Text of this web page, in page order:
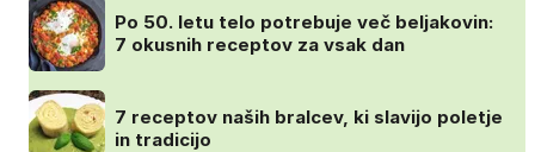
Po 50. letu telo potrebuje več beljakovin:
7 okusnih receptov za vsak dan
7 receptov naših bralcev, ki slavijo poletje
in tradicijo